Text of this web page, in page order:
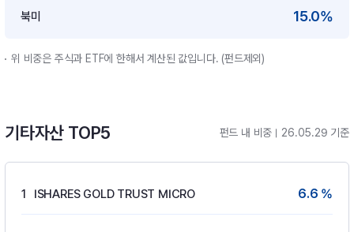
북미 15.0%
위 비중은 주식과 ETF에 한해서 계산된 값입니다. (펀드제외)
기타자산 TOP5 펀드 내 비중 26.05.29 기준
1 ISHARES GOLD TRUST MICRO 6.6 %